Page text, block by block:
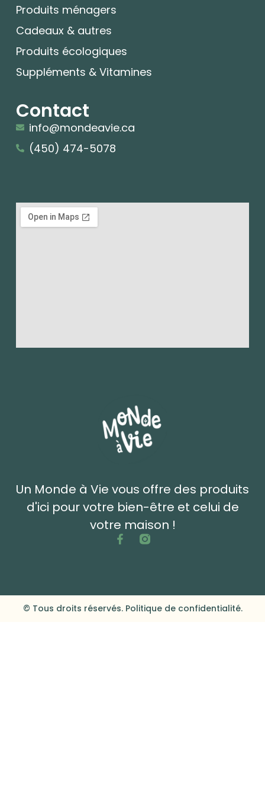
Un Monde à Vie vous offre des produits
d'ici pour votre bien-être et celui de
votre maison !
Produits ménagers
Cadeaux & autres
Produits écologiques
Suppléments & Vitamines
Contact
info@mondeavie.ca
(450) 474-5078
© Tous droits réservés. Politique de confidentialité.